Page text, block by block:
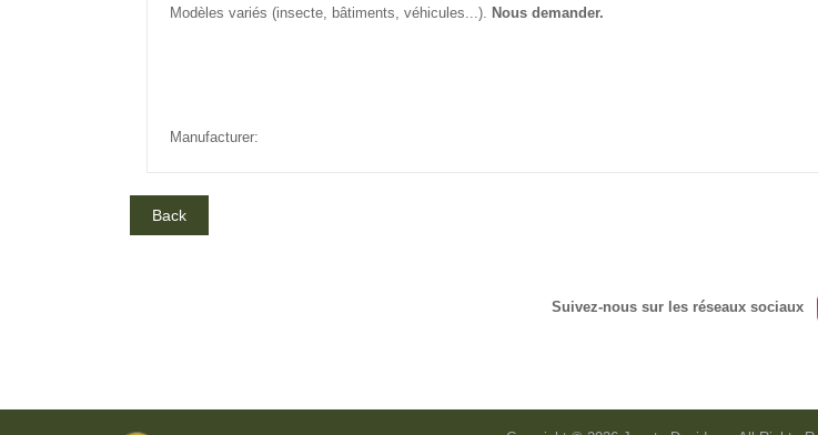
Modèles variés (insecte, bâtiments, véhicules...). Nous demander.
Manufacturer:
Suivez-nous sur les réseaux sociaux